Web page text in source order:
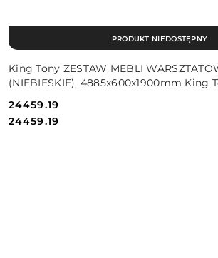
King Tony ZESTAW MEBLI
(NIEBIESKIE), 4885x600x1900mm King
Cena:
24459.19
Cena:
24459.19
PRODUKT NIEDOSTĘPNY